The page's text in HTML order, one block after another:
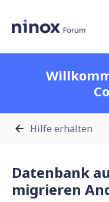
Hilfe erhalten
Datenbank
migrieren